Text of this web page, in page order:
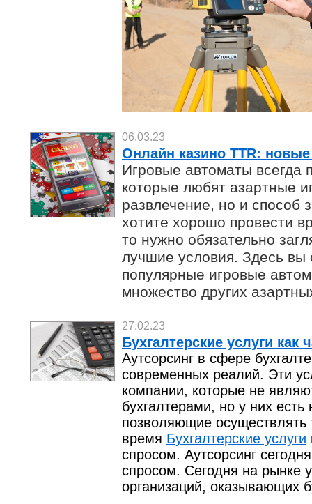
06.03.23
Онлайн казино TTR:
Игровые автоматы всегда
которые любят азартные
развлечение, но и способ
хотите хорошо провести
то нужно обязательно
лучшие условия. Здесь
популярные игровые
множество других
27.02.23
Бухгалтерские услуги как
Аутсорсинг в сфере
современных реалий. Эти
компании, которые не
бухгалтерами, но у них
позволяющие осуществлять
время Бухгалтерские услуги
спросом. Аутсорсинг
спросом. Сегодня на рынке
организаций, оказывающих